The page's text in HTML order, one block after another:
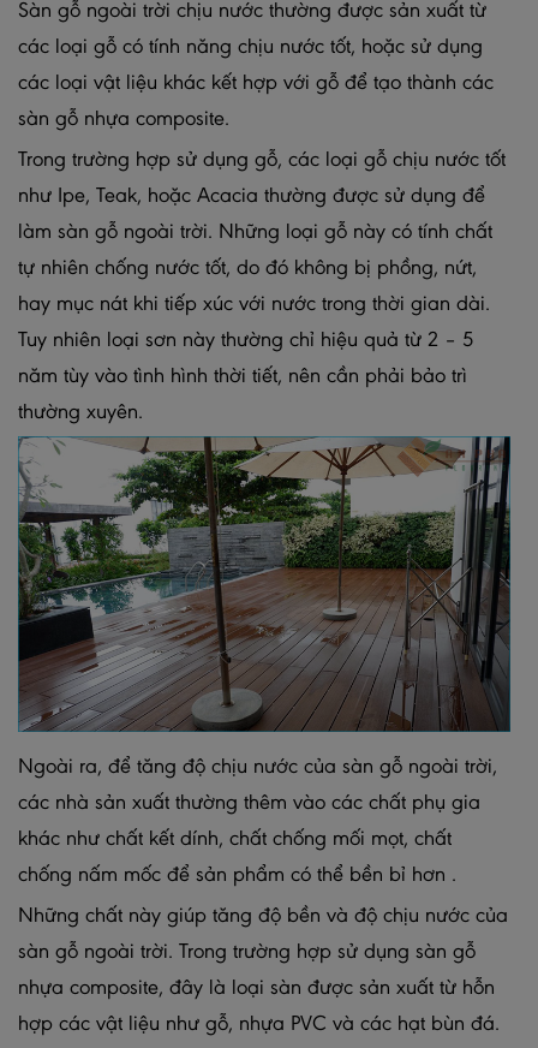
Sàn gỗ ngoài trời chịu nước thường được sản xuất từ
các loại gỗ có tính năng chịu nước tốt, hoặc sử dụng
các loại vật liệu khác kết hợp với gỗ để tạo thành các
sàn gỗ nhựa composite.
Trong trường hợp sử dụng gỗ, các loại gỗ chịu nước tốt
như Ipe, Teak, hoặc Acacia thường được sử dụng để
làm sàn gỗ ngoài trời. Những loại gỗ này có tính chất
tự nhiên chống nước tốt, do đó không bị phồng, nứt,
hay mục nát khi tiếp xúc với nước trong thời gian dài.
Tuy nhiên loại sơn này thường chỉ hiệu quả từ 2 – 5
năm tùy vào tình hình thời tiết, nên cần phải bảo trì
thường xuyên.
Ngoài ra, để tăng độ chịu nước của sàn gỗ ngoài trời,
các nhà sản xuất thường thêm vào các chất phụ gia
khác như chất kết dính, chất chống mối mọt, chất
chống nấm mốc để sản phẩm có thể bền bỉ hơn .
Những chất này giúp tăng độ bền và độ chịu nước của
sàn gỗ ngoài trời. Trong trường hợp sử dụng sàn gỗ
nhựa composite, đây là loại sàn được sản xuất từ hỗn
hợp các vật liệu như gỗ, nhựa PVC và các hạt bùn đá.